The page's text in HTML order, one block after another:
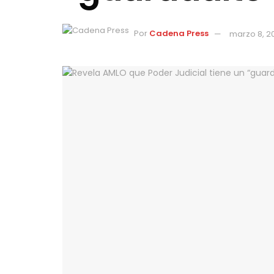
Por Cadena Press marzo 8,